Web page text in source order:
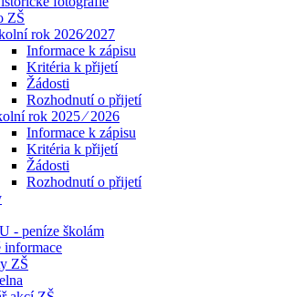
ZŠ
rok 2026⁄2027
Informace k zápisu
Kritéria k přijetí
Žádosti
Rozhodnutí o přijetí
rok 2025 ⁄ 2026
Informace k zápisu
Kritéria k přijetí
Žádosti
Rozhodnutí o přijetí
- peníze školám
informace
ZŠ